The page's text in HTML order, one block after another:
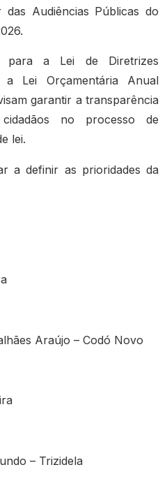
Audiências Públicas do
para a Lei de Diretrizes
a Lei Orçamentária Anual
garantir a transparência
no processo de
lei.
a definir as prioridades da
Araújo – Codó Novo
– Trizidela